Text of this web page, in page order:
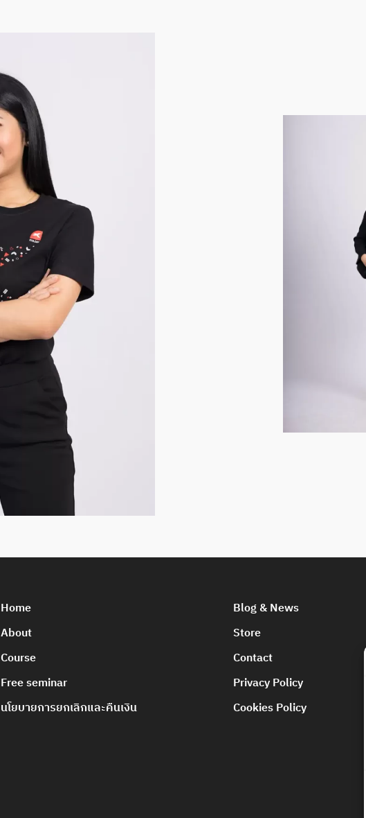
Home
About
Course
Free seminar
นโยบายการยกเลิกและคืนเงิน
Blog & News
Store
Contact
Privacy Policy
Cookies Policy